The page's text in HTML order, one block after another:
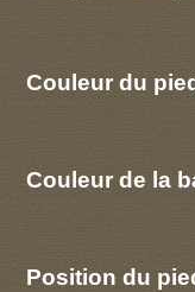
Couleur du
Couleur de la
Position du